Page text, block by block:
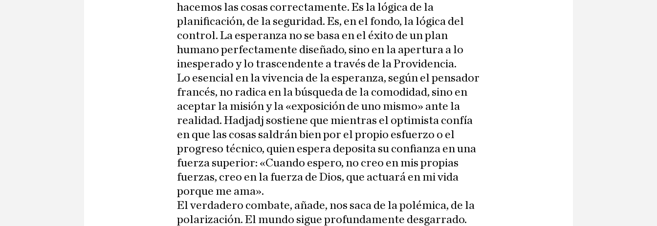
hacemos las cosas correctamente. Es la lógica de la
planificación, de la seguridad. Es, en el fondo, la lógica del
control. La esperanza no se basa en el éxito de un plan
humano perfectamente diseñado, sino en la apertura a lo
inesperado y lo trascendente a través de la Providencia.
Lo esencial en la vivencia de la esperanza, según el pensador
francés, no radica en la búsqueda de la comodidad, sino en
aceptar la misión y la «exposición de uno mismo» ante la
realidad. Hadjadj sostiene que mientras el optimista confía
en que las cosas saldrán bien por el propio esfuerzo o el
progreso técnico, quien espera deposita su confianza en una
fuerza superior: «Cuando espero, no creo en mis propias
fuerzas, creo en la fuerza de Dios, que actuará en mi vida
porque me ama».
El verdadero combate, añade, nos saca de la polémica, de la
polarización. El mundo sigue profundamente desgarrado.